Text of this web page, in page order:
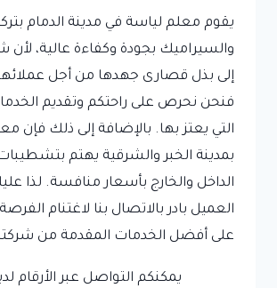
يقوم معلم لياسة في مدينة الدمام
والسيراميك بجودة وكفاءة عالية،
إلى بذل قصارى جهدها من أجل عملائها
فنحن نحرص على راحتكم وتقديم
التي يعتز بها. بالإضافة إلى ذلك فإن
بمدينة الخبر والشرقية يهتم
الداخل والخارج بأسعار منافسة. لذا
العميل بادر بالاتصال بنا لاغتنام
على أفضل الخدمات المقدمة من
يمكنكم التواصل عبر الأرقام